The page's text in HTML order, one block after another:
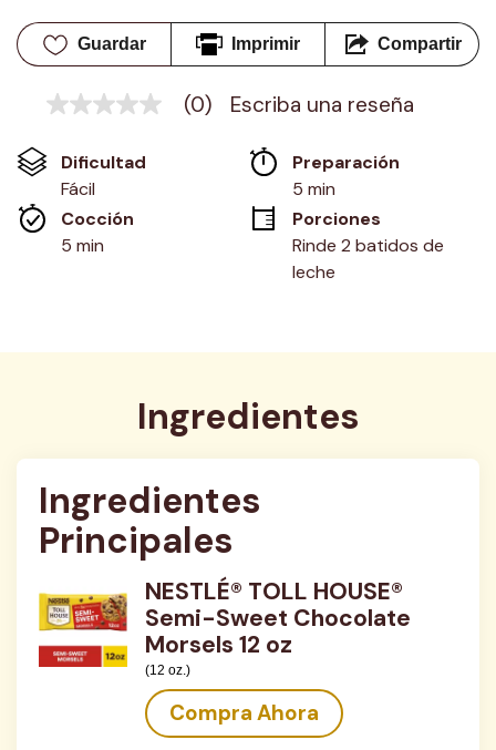
Guardar Imprimir Compartir
Sin
en
misma
página.
(0) Escriba una reseña
Dificultad
Fácil
Preparación
5 min
Cocción
5 min
Porciones
Rinde 2 batidos de
leche
Ingredientes
Ingredientes
Principales
NESTLÉ® TOLL HOUSE®
Semi-Sweet Chocolate
Morsels 12 oz
(12 oz.)
Compra Ahora